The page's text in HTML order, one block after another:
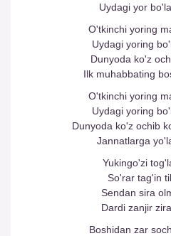
Uydagi yor
O'tkinchi yoring
Uydagi yoring
Dunyoda ko'z
Ilk muhabbating
O'tkinchi yoring
Uydagi yoring
Dunyoda ko'z ochib
Jannatlarga
Yukingo'zi
So'rar tag'in
Sendan sira
Dardi zanjir
Boshidan zar